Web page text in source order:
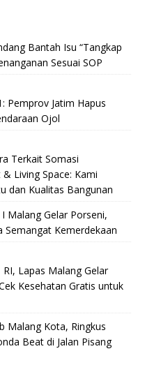
Bantah Isu “Tangkap
Sesuai SOP
Pemprov Jatim Hapus
Ojol
Terkait Somasi
Living Space: Kami
dan Kualitas Bangunan
Malang Gelar Porseni,
Semangat Kemerdekaan
Lapas Malang Gelar
Kesehatan Gratis untuk
Malang Kota, Ringkus
Beat di Jalan Pisang